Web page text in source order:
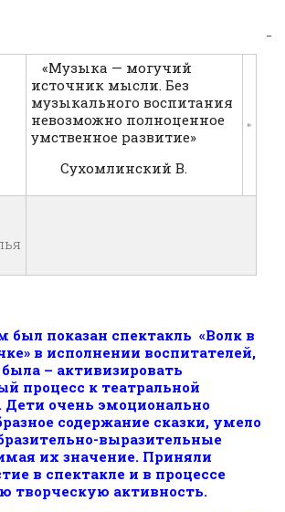
«Музыка — могучий
источник мысли. Без
музыкального воспитания
невозможно полноценное
умственное развитие»
Сухомлинский В.
был показан спектакль «Волк в
в исполнении воспитателей,
– активизировать
процесс к театральной
Дети очень эмоционально
содержание сказки, умело
выразительные
их значение. Приняли
в спектакле и в процессе
творческую активность.